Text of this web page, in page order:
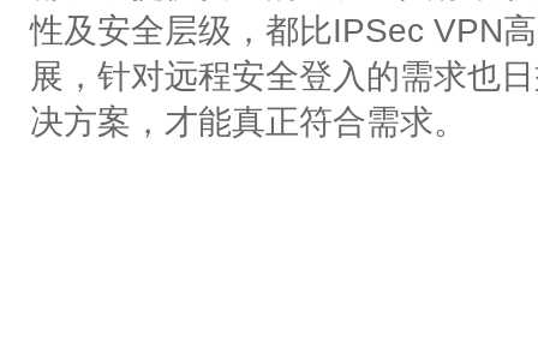
性及安全层级，都比IPSec VPN
展，针对远程安全登入的需求也
决方案，才能真正符合需求。